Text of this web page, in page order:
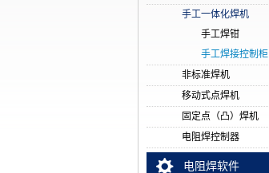
手工一体化焊机
手工焊钳
手工焊接控制柜
非标准焊机
移动式点焊机
固定点（凸）焊机
电阻焊控制器
电阻焊软件